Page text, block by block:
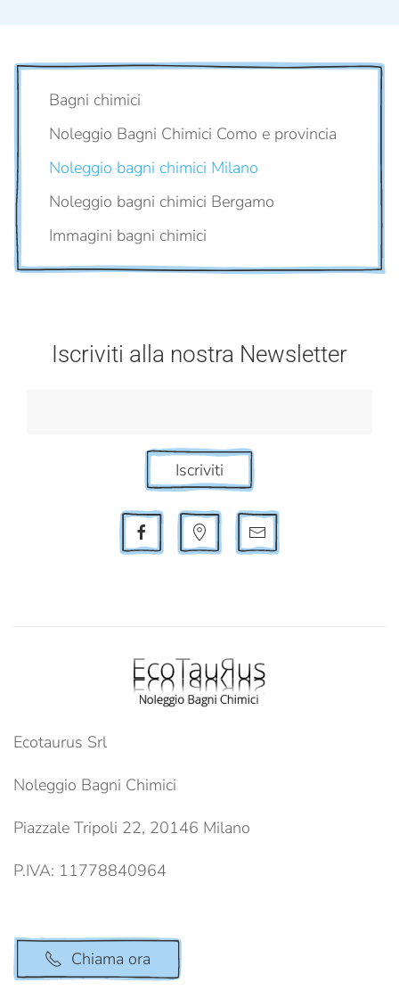
Bagni chimici
Noleggio Bagni Chimici Como e provincia
Noleggio bagni chimici Milano
Noleggio bagni chimici Bergamo
Immagini bagni chimici
Iscriviti alla nostra Newsletter
Iscriviti
Ecotaurus Srl
Noleggio Bagni Chimici
Piazzale Tripoli 22, 20146 Milano
P.IVA: 11778840964
Chiama ora